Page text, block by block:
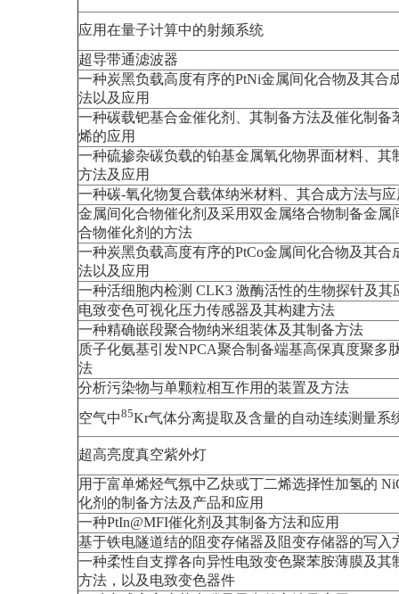
应用在量子计算中的射频系统
超导带通滤波器
一种炭黑负载高度有序的PtNi金属间化合物及其合
法以及应用
一种碳载钯基合金催化剂、其制备方法及催化制备
烯的应用
一种硫掺杂碳负载的铂基金属氧化物界面材料、其
方法及应用
一种碳-氧化物复合载体纳米材料、其合成方法与应
金属间化合物催化剂及采用双金属络合物制备金属
合物催化剂的方法
一种炭黑负载高度有序的PtCo金属间化合物及其合
法以及应用
一种活细胞内检测 CLK3 激酶活性的生物探针及其
电致变色可视化压力传感器及其构建方法
一种精确嵌段聚合物纳米组装体及其制备方法
质子化氨基引发NPCA聚合制备端基高保真度聚多
法
分析污染物与单颗粒相互作用的装置及方法
空气中85Kr气体分离提取及含量的自动连续测量系
超高亮度真空紫外灯
用于富单烯烃气氛中乙炔或丁二烯选择性加氢的
化剂的制备方法及产品和应用
一种PtIn@MFI催化剂及其制备方法和应用
基于铁电隧道结的阻变存储器及阻变存储器的写入
一种柔性自支撑各向异性电致变色聚苯胺薄膜及其
方法，以及电致变色器件